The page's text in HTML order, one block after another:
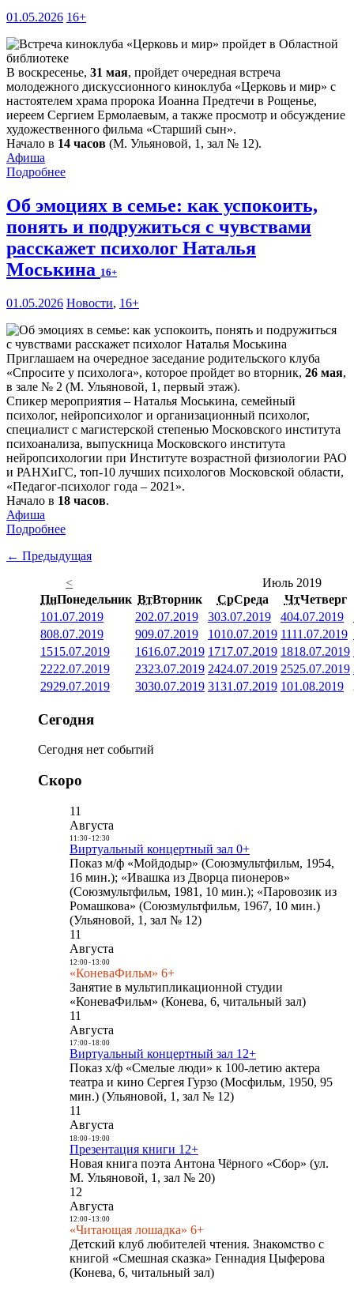
01.05.2026 16+
В воскресенье, 31 мая, пройдет очередная встреча
молодежного дискуссионного киноклуба «Церковь и мир» с
настоятелем храма пророка Иоанна Предтечи в Рощенье,
иереем Сергием Ермолаевым, а также просмотр и обсуждение
художественного фильма «Старший сын».
Начало в 14 часов (М. Ульяновой, 1, зал № 12).
Афиша
Подробнее
Об эмоциях в семье: как успокоить,
понять и подружиться с чувствами
расскажет психолог Наталья
Моськина 16+
01.05.2026 Новости, 16+
Приглашаем на очередное заседание родительского клуба
«Спросите у психолога», которое пройдет во вторник, 26 мая,
в зале № 2 (М. Ульяновой, 1, первый этаж).
Спикер мероприятия – Наталья Моськина, семейный
психолог, нейропсихолог и организационный психолог,
специалист с магистерской степенью Московского института
психоанализа, выпускница Московского института
нейропсихологии при Институте возрастной физиологии РАО
и РАНХиГС, топ-10 лучших психологов Московской области,
«Педагог-психолог года – 2021».
Начало в 18 часов.
Афиша
Подробнее
← Предыдущая
<
Июль 2019
ПнПонедельник ВтВторник СрСреда ЧтЧетверг
101.07.2019 202.07.2019 303.07.2019 404.07.2019
808.07.2019 909.07.2019 1010.07.2019 1111.07.2019
1515.07.2019 1616.07.2019 1717.07.2019 1818.07.2019
2222.07.2019 2323.07.2019 2424.07.2019 2525.07.2019
2929.07.2019 3030.07.2019 3131.07.2019 101.08.2019
Сегодня
Сегодня нет событий
Скоро
11
Августа
11:30- 12:30
Виртуальный концертный зал 0+
Показ м/ф «Мойдодыр» (Союзмультфильм, 1954,
16 мин.); «Ивашка из Дворца пионеров»
(Союзмультфильм, 1981, 10 мин.); «Паровозик из
Ромашкова» (Союзмультфильм, 1967, 10 мин.)
(Ульяновой, 1, зал № 12)
11
Августа
12:00- 13:00
«КоневаФильм» 6+
Занятие в мультипликационной студии
«КоневаФильм» (Конева, 6, читальный зал)
11
Августа
17:00- 18:00
Виртуальный концертный зал 12+
Показ х/ф «Смелые люди» к 100-летию актера
театра и кино Сергея Гурзо (Мосфильм, 1950, 95
мин.) (Ульяновой, 1, зал № 12)
11
Августа
18:00- 19:00
Презентация книги 12+
Новая книга поэта Антона Чёрного «Сбор» (ул.
М. Ульяновой, 1, зал № 20)
12
Августа
12:00- 13:00
«Читающая лошадка» 6+
Детский клуб любителей чтения. Знакомство с
книгой «Смешная сказка» Геннадия Цыферова
(Конева, 6, читальный зал)